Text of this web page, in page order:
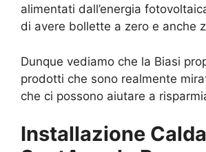
alimentati dall’energia
di avere bollette a zero e anche
Dunque vediamo che la Biasi
prodotti che sono realmente
che ci possono aiutare a
Installazione